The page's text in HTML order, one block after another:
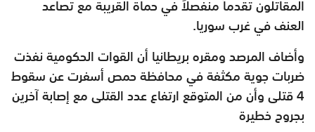
المقاتلون تقدماً منفصلاً في حماة القريبة مع تصاعد
العنف في غرب سوريا.
وأضاف المرصد ومقره بريطانيا أن القوات الحكومية نفذت
ضربات جوية مكثفة في محافظة حمص أسفرت عن سقوط
4 قتلى وأن من المتوقع ارتفاع عدد القتلى مع إصابة آخرين
بجروح خطيرة